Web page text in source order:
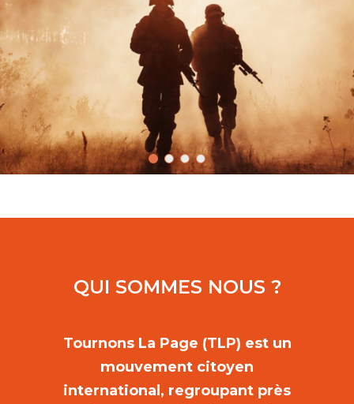
QUI SOMMES NOUS ?
Tournons La Page (TLP) est un
mouvement citoyen
international, regroupant près